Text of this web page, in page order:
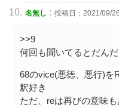
名無し : 投稿日：2021/09/
>>9
何回も聞いてるとだん
68のvice(悪徳、悪行)を
釈好き
ただ、reは再びの意味も